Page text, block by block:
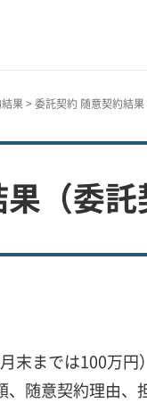
果> 委託契約 随意契約結果
（委託
末までは100万
随意契約理由、